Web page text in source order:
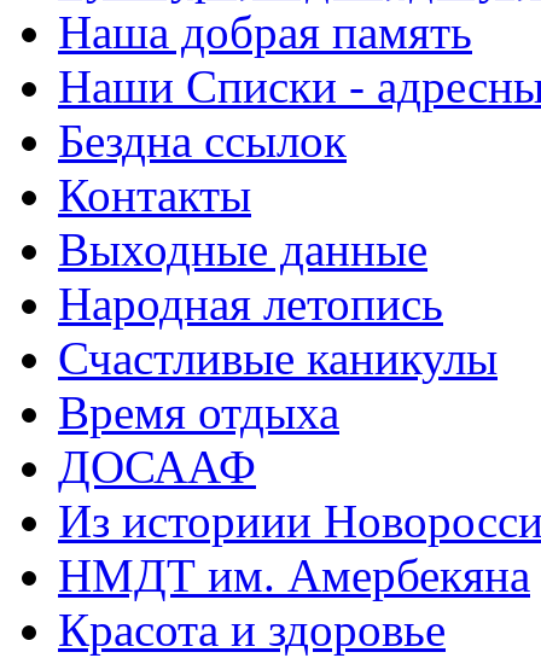
Наша добрая память
Наши Списки -
Бездна ссылок
Контакты
Выходные данные
Народная летопись
Счастливые каникулы
Время отдыха
ДОСААФ
Из историии
НМДТ им. Амербекяна
Красота и здоровье